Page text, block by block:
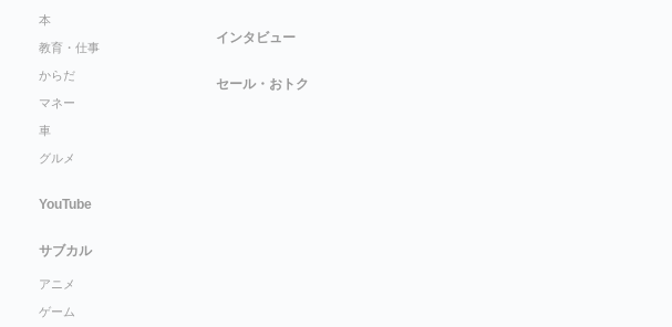
本
教育・仕事
からだ
マネー
車
グルメ
YouTube
サブカル
アニメ
ゲーム
インタビュー
セール・おトク